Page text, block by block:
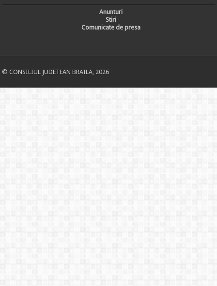
Anunturi
Stiri
Comunicate de presa
© CONSILIUL JUDETEAN BRAILA, 2026